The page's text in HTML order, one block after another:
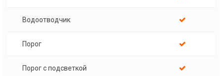
Водоотводчик
Порог
Порог с подсветкой